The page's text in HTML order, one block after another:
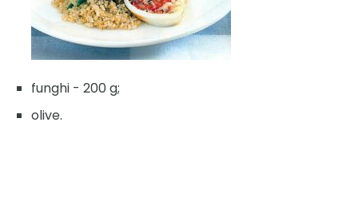
funghi - 200 g;
olive.